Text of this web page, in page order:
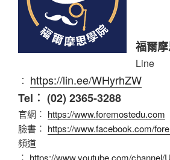
福爾
Line
︰ https://lin.ee/WHyrhZW
Tel︰ (02) 2365-3288
官網︰ https://www.foremostedu.com
臉書︰ https://www.facebook.com/
頻道
︰ https://www.youtube.com/channel/